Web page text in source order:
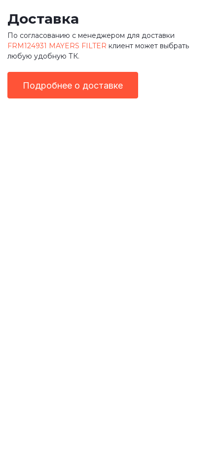
Доставка
По согласованию с менеджером для доставки
FRM124931 MAYERS FILTER клиент может выбрать
любую удобную ТК.
Подробнее о доставке